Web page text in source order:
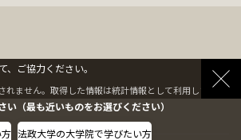
ご協力ください。
れません。取得した情報は統計情報として利用します。
い（最も近いものをお選びください）
法政大学の大学院で学びたい方